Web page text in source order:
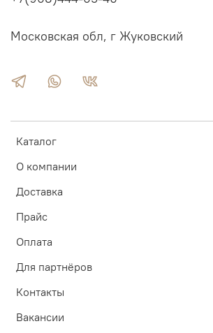
Каталог
О компании
Доставка
Прайс
Оплата
Для партнёров
Контакты
Вакансии
Московская обл, г Жуковский